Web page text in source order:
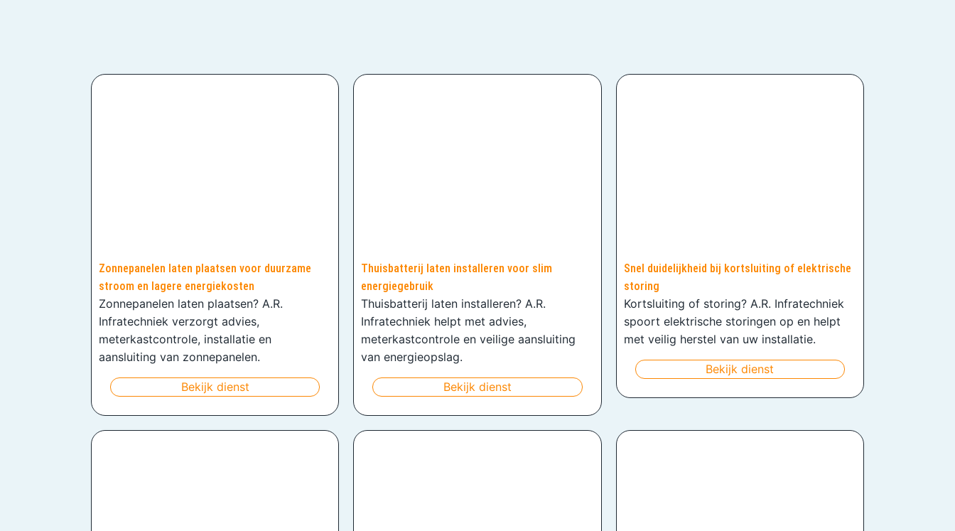
Zonnepanelen laten plaatsen voor duurzame
stroom en lagere energiekosten
Zonnepanelen laten plaatsen? A.R.
Infratechniek verzorgt advies,
meterkastcontrole, installatie en
aansluiting van zonnepanelen.
Bekijk dienst
Thuisbatterij laten installeren voor slim
energiegebruik
Thuisbatterij laten installeren? A.R.
Infratechniek helpt met advies,
meterkastcontrole en veilige aansluiting
van energieopslag.
Bekijk dienst
Snel duidelijkheid bij kortsluiting of elektrische
storing
Kortsluiting of storing? A.R. Infratechniek
spoort elektrische storingen op en helpt
met veilig herstel van uw installatie.
Bekijk dienst